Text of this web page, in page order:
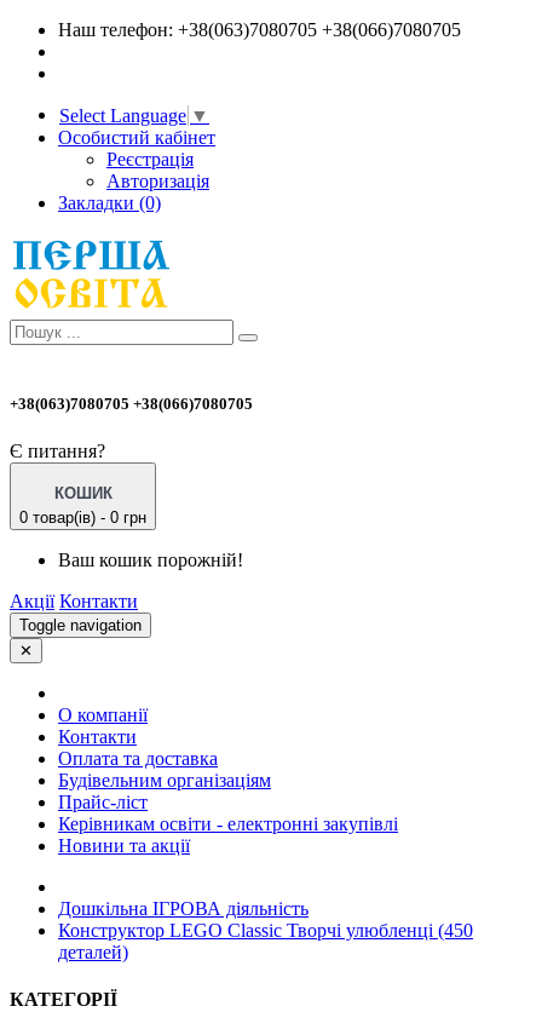
Наш телефон: +38(063)7080705 +38(066)7080705
Select Language ▼
Особистий кабінет
Реєстрація
Авторизація
Закладки (0)
+38(063)7080705 +38(066)7080705
Є питання?
КОШИК
0 товар(ів) - 0 грн
Ваш кошик порожній!
Акції Контакти
Toggle navigation
✕
О компанії
Контакти
Оплата та доставка
Будівельним організаціям
Прайс-ліст
Керівникам освіти - електронні закупівлі
Новини та акції
Дошкільна ІГРОВА діяльність
Конструктор LEGO Classic Творчі улюбленці (450
деталей)
КАТЕГОРІЇ